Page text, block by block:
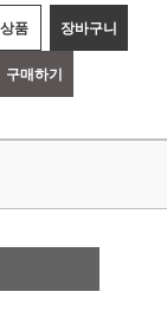
품 장바구니
구매하기